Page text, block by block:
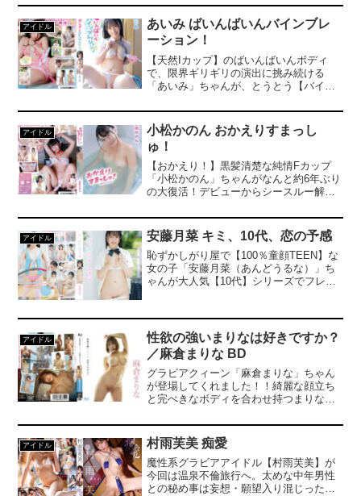
いみのあなる】を激写しちゃいました！
お尻の穴丸出しマングリポーズで虫眼鏡
を使って拡大されたり、もはや見えて
る！？防水カメラで超接写、高画質望遠
レンズや接写用高性能マクロレンズなど
様々な道具や機材を駆使して無限に＊を
映され続けて恥じらうあいみちゃんの表
ルタイムに自分の＊を見ながら絶頂する
姿は一度で二度美味しいです！全部詰め
込んだスペシャルふぉーかす！なマッサ
ージでは気持ち良さのあまり大絶頂しち
ゃいました！＊も★もざっくざくでふぉ
ーかす！されまくっちゃうあいみちゃん
の新境地をお見逃しなく！
アイドル
あいみ ばいんばいんバインブレ
ーション！
【天然Iカップ】のばいんばいんボディ
で、限界ギリギリの演出に挑み続ける
「あいみ」ちゃんが、とうとう【バイブ
ち味のスマイルを振りまきながらも、お
もちゃのブルブルが敏感な部分に触れた
瞬間…ばいんばいんに暴れ出すIカップ
と、口元から漏れ出すえっちな叫び声が
止まらない！様々なおもちゃが次々と当
て続けられるうちに、「気持ちい
い…！」と全身がビクビクと痙攣っ！イ
でオマタを責め抜かれ、何度も絶頂しち
ゃう超濃厚プレイに突入！！Mスイッチ
が完全に入ってしまい、「壊してくださ
いッ」と懇願するあいみちゃんの姿は、
まさに必見！ばいんばいん揺れて、ブル
ブル鳴って、とろとろにとけていく“天然I
アイドル
小松かのん おかえりすまっし
ゅ！
【おかえり！】黒髪清楚な純情Fカップ
「小松かのん」ちゃんがなんと約6年ぶり
の大復活！デビューからシースルー解
卒業でファンを涙させた伝説のモデル
が、ついに帰ってきてくれました！どの
作品もレビュー高評価のヒット作を叩き
出したかのんちゃんですが、久しぶりす
ぎる撮影に、ドキドキの緊張感とあどけ
ない笑顔が健在！制服姿で徐々に脱がさ
面したり、敏感スポットをイタズラされ
て思わずビクンとしちゃう反応に胸キュ
ン必至！ブルブルやWマッサージなど、
さらに過激になった今のSmash演出に戸
惑いつつも、途中からは楽しそうに快感
を開放しちゃう姿はさすがかのんちゃ
ん！卒業からのカムバック！清純さと過
んワールドが再び幕を開けます！
アイドル 安藤月菜 キミ、10代、恋の予感
恥ずかしがり屋で【100％童顔TEEN】な
女の子「安藤月菜（あんどうるな）」ち
ゃんが大人気【10代】シリーズでフレッ
を着て大胆グラビアに初挑戦！慣れない
ポーズで恥ずかしがりながらも笑顔でた
くさん頑張ってくれました！制服を脱い
でいくと10代のきめ細かで【未成熟なカ
ラダ】にドキドキ！大事なところを隠し
きれずに【お宝ショット】がポロポロ！
初めてのマッサージでは緊張と気持ちよ
くれました！童顔で人見知りだけどみん
なに元気をお届けする新人グラドル「月
菜ちゃん」をみんなで推すしかない！
アイドル
性欲の強いまりなは好きですか？
／麻倉まりな BD
グラビアクィーン「麻倉まりな」ちゃん
が登場してくれました！！綺麗な顔立ち
と完ぺきなボディを合わせ持つまりなち
な麻倉まりなちゃんをご堪能下さい！！
（High Grade）
アイドル 村雨芙美 痴愛
魔性系グラビアアイドル【村雨芙美】が
今回は温泉不倫旅行へ。太めな中年男性
との秘め事は妄想・願望入り混じったカ